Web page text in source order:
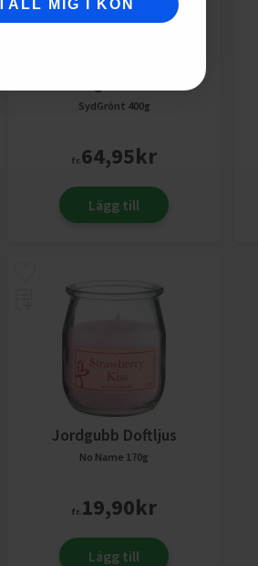
Produktbild saknas
SydGrönt 400g
fr.64,95kr
Lägg till
Jordgubb Doftljus
No Name 170g
fr. 19,90kr
Lägg till
MIG I KÖN